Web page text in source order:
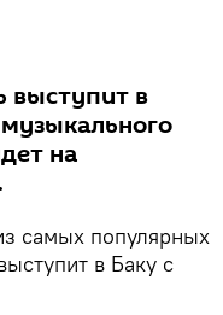
выступит в
на
самых популярных
в Баку с